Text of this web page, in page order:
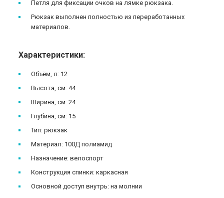
Петля для фиксации очков на лямке рюкзака.
Рюкзак выполнен полностью из переработанных
материалов.
Характеристики:
Объём, л: 12
Высота, см: 44
Ширина, см: 24
Глубина, см: 15
Тип: рюкзак
Материал: 100Д полиамид
Назначение: велоспорт
Конструкция спинки: каркасная
Основной доступ внутрь: на молнии